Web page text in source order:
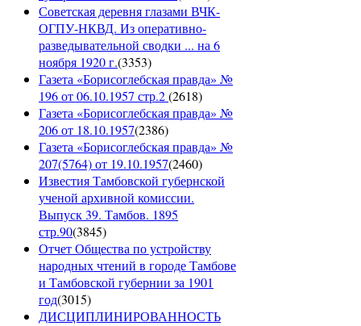
Советская деревня глазами ВЧК-
ОГПУ-НКВД. Из оперативно-
разведывательной сводки ... на 6
ноября 1920 г.(3353)
Газета «Борисоглебская правда» №
196 от 06.10.1957 стр.2(2618)
Газета «Борисоглебская правда» №
206 от 18.10.1957(2386)
Газета «Борисоглебская правда» №
207(5764) от 19.10.1957(2460)
Известия Тамбовской губернской
ученой архивной комиссии.
Выпуск 39. Тамбов. 1895
стр.90(3845)
Отчет Общества по устройству
народных чтений в городе Тамбове
и Тамбовской губернии за 1901
год(3015)
ДИСЦИПЛИНИРОВАННОСТЬ